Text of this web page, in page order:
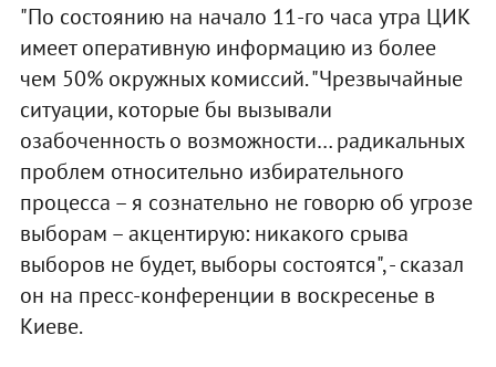
"По состоянию на начало 11-го часа утра ЦИК
имеет оперативную информацию из более
чем 50% окружных комиссий. "Чрезвычайные
ситуации, которые бы вызывали
озабоченность о возможности… радикальных
проблем относительно избирательного
процесса – я сознательно не говорю об угрозе
выборам – акцентирую: никакого срыва
выборов не будет, выборы состоятся", - сказал
он на пресс-конференции в воскресенье в
Киеве.